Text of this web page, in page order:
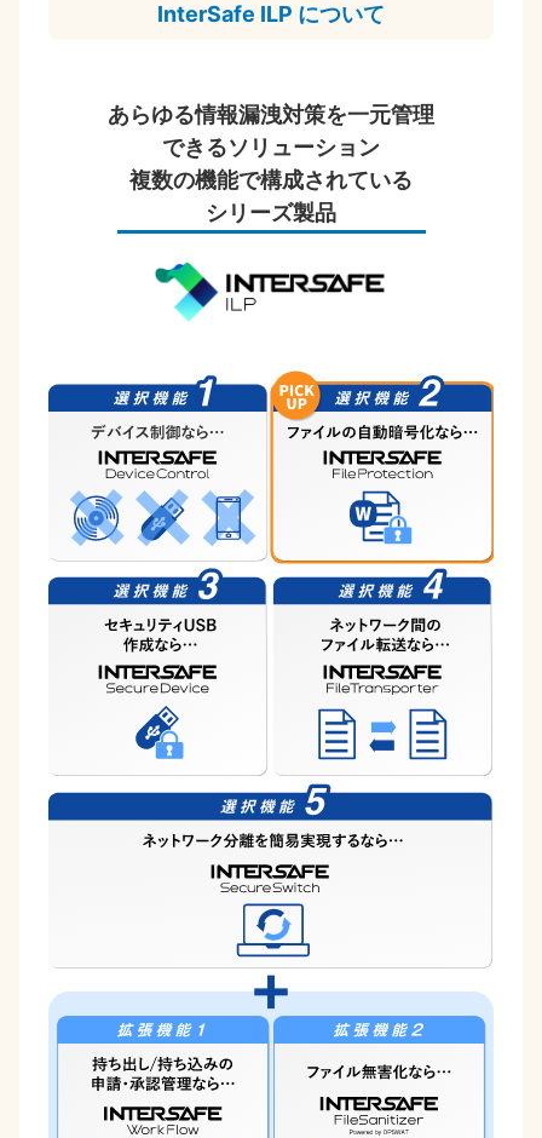
InterSafe ILP について
あらゆる情報漏洩対策を一元管理
できるソリューション
複数の機能で構成されている
シリーズ製品